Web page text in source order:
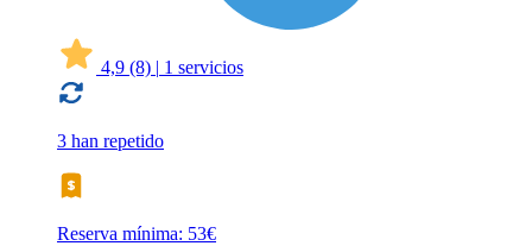
4,9 (8) | 1 servicios
3 han repetido
Reserva mínima: 53€